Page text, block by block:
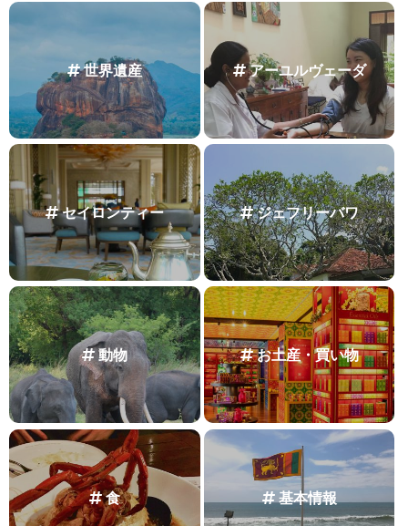
世界遺産 アーユルヴェーダ
セイロンティー ジェフリーバワ
動物 お土産・買い物
食 基本情報